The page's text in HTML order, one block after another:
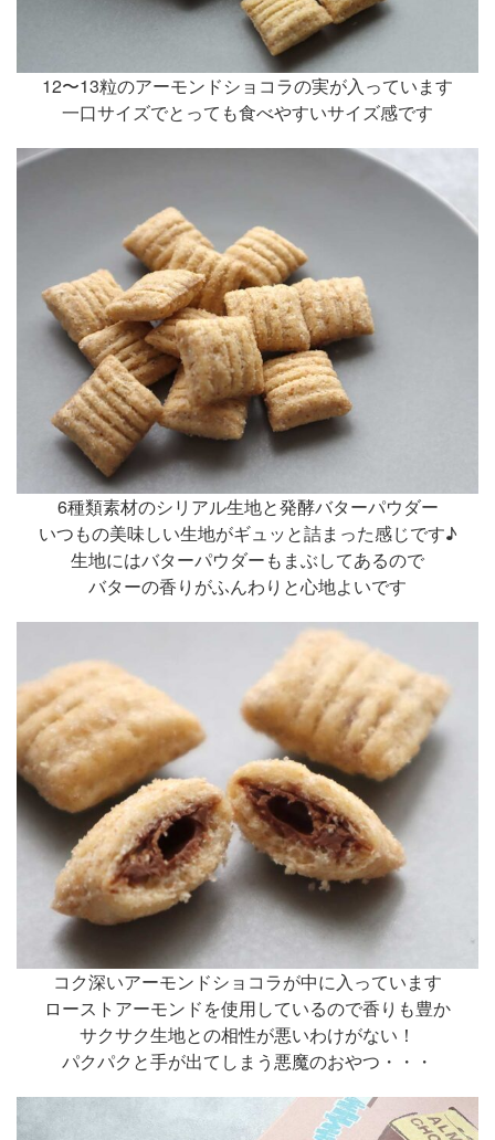
12〜13粒のアーモンドショコラの実が入っています
一口サイズでとっても食べやすいサイズ感です
6種類素材のシリアル生地と発酵バターパウダー
いつもの美味しい生地がギュッと詰まった感じです♪
生地にはバターパウダーもまぶしてあるので
バターの香りがふんわりと心地よいです
コク深いアーモンドショコラが中に入っています
ローストアーモンドを使用しているので香りも豊か
サクサク生地との相性が悪いわけがない！
パクパクと手が出てしまう悪魔のおやつ・・・